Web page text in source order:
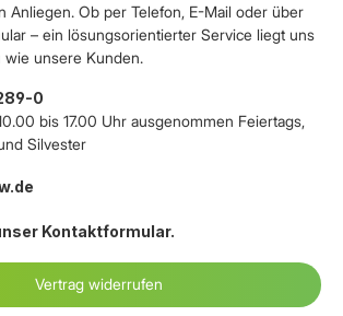
Anliegen. Ob per Telefon, E-Mail oder über
– ein lösungsorientierter Service liegt uns
wie unsere Kunden.
0
bis 17.00 Uhr ausgenommen Feiertags,
Silvester
Kontaktformular.
Vertrag widerrufen